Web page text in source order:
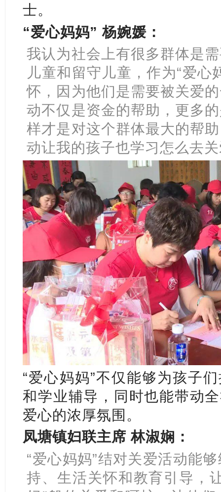
士。
“爱心妈妈” 杨婉媛：
我认为社会上有很多群体是
儿童和留守儿童，作为“爱心
怀，因为他们是需要被关爱
动不仅是资金的帮助，更多
样才是对这个群体最大的帮
动让我的孩子也学习怎么去
“爱心妈妈”不仅能够为孩子
和学业辅导，同时也能带动
爱心的浓厚氛围。
凤塘镇妇联主席 林淑娴：
“爱心妈妈”结对关爱活动能
持、生活关怀和教育引导，